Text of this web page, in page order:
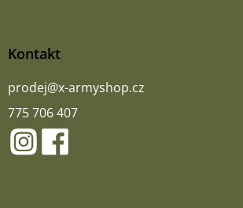
Kontakt
prodej@x-armyshop.cz
775 706 407